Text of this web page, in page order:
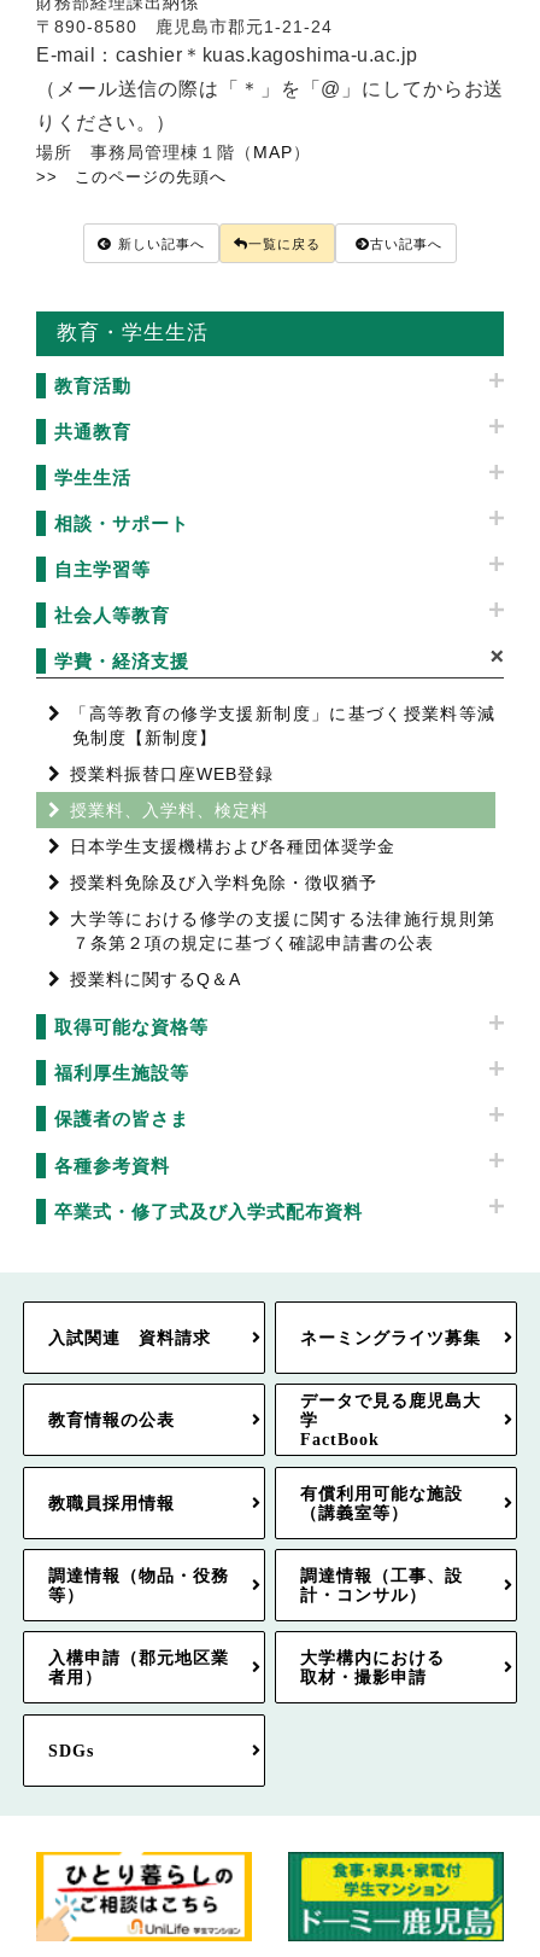
〒890-8580 鹿児島市郡元1-21-24
E-mail：cashier＊kuas.kagoshima-u.ac.jp
（メール送信の際は「＊」を「@」にしてからお送
りください。）
場所 事務局管理棟１階（ MAP）
>> このページの先頭へ
新しい記事へ 一覧に戻る 古い記事へ
教育・学生生活
教育活動
共通教育
学生生活
相談・サポート
自主学習等
社会人等教育
学費・経済支援
「高等教育の修学支援新制度」に基づく授業料等減
免制度【新制度】
授業料振替口座WEB登録
授業料、入学料、検定料
日本学生支援機構および各種団体奨学金
授業料免除及び入学料免除・徴収猶予
大学等における修学の支援に関する法律施行規則第
７条第２項の規定に基づく確認申請書の公表
授業料に関するQ＆A
取得可能な資格等
福利厚生施設等
保護者の皆さま
各種参考資料
卒業式・修了式及び入学式配布資料
入試関連 資料請求 ネーミングライツ募集
教育情報の公表
データで見る鹿児島大
学
FactBook
教職員採用情報
有償利用可能な施設
（講義室等）
調達情報（物品・役務
等）
調達情報（工事、設
計・コンサル）
入構申請（郡元地区業
者用）
大学構内における
取材・撮影申請
SDGs